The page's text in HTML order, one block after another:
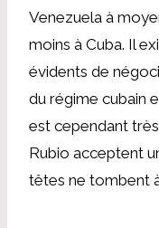
Venezuela à
moins à Cuba. Il
évidents de
du régime cubain
est cependant
Rubio acceptent
têtes ne tombent